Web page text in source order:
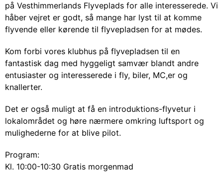
på Vesthimmerlands Flyveplads for alle interesserede. Vi
håber vejret er godt, så mange har lyst til at komme
flyvende eller kørende til flyvepladsen for at mødes.
Kom forbi vores klubhus på flyvepladsen til en
fantastisk dag med hyggeligt samvær blandt andre
entusiaster og interesserede i fly, biler, MC,er og
knallerter.
Det er også muligt at få en introduktions-flyvetur i
lokalområdet og høre nærmere omkring luftsport og
mulighederne for at blive pilot.
Program:
Kl. 10:00-10:30 Gratis morgenmad